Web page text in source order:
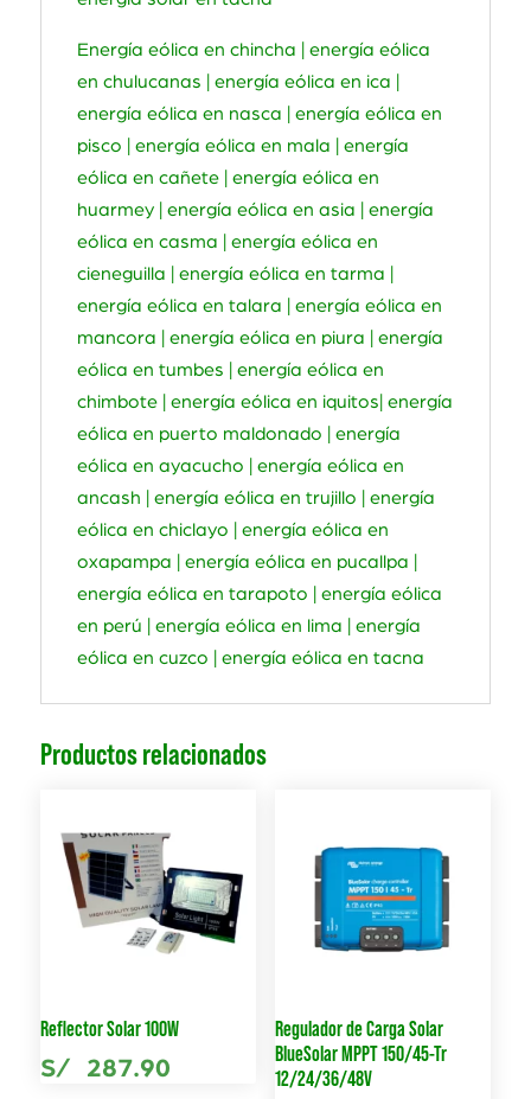
Energía eólica en chincha | energía eólica
en chulucanas | energía eólica en ica |
energía eólica en nasca | energía eólica en
pisco | energía eólica en mala | energía
eólica en cañete | energía eólica en
huarmey | energía eólica en asia | energía
eólica en casma | energía eólica en
cieneguilla | energía eólica en tarma |
energía eólica en talara | energía eólica en
mancora | energía eólica en piura | energía
eólica en tumbes | energía eólica en
chimbote | energía eólica en iquitos| energía
eólica en puerto maldonado | energía
eólica en ayacucho | energía eólica en
ancash | energía eólica en trujillo | energía
eólica en chiclayo | energía eólica en
oxapampa | energía eólica en pucallpa |
energía eólica en tarapoto | energía eólica
en perú | energía eólica en lima | energía
eólica en cuzco | energía eólica en tacna
Productos relacionados
Reflector Solar 100W
S/287.90
Regulador de Carga Solar
BlueSolar MPPT 150/45-Tr
12/24/36/48V